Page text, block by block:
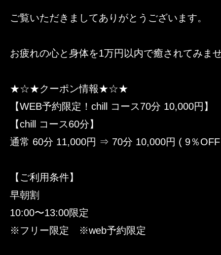
ご覧いただきましてありがとうございます。
お疲れの心と身体を1万円以内で癒されてみま
★☆★クーポン情報★☆★
【WEB予約限定！chill コース70分 10,000円】
【chill コース60分】
通常 60分 11,000円 ⇒ 70分 10,000円 ( 9％
【ご利用条件】
早朝割
10:00〜13:00限定
※フリー限定 ※web予約限定